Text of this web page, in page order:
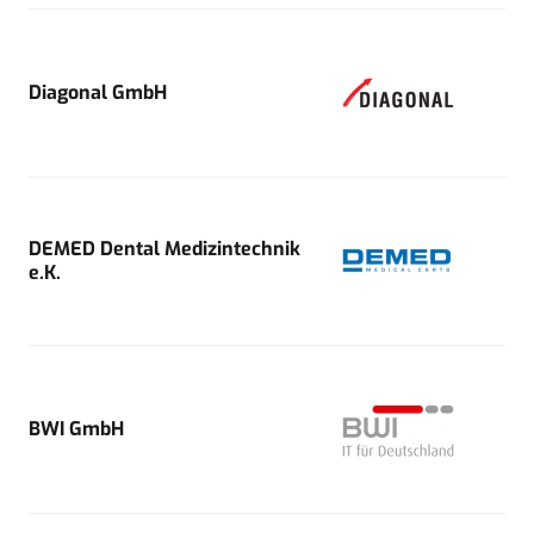
Diagonal GmbH
DEMED Dental Medizintechnik
e.K.
BWI GmbH